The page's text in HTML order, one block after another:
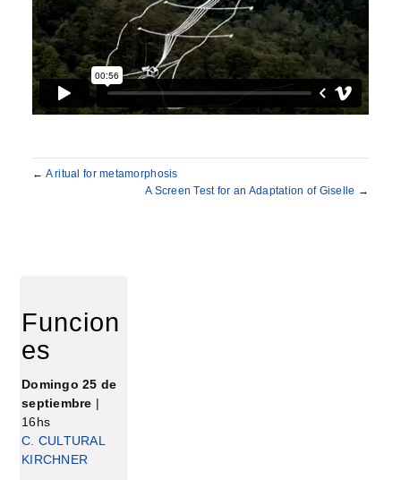
← A ritual for metamorphosis
A Screen Test for an Adaptation of Giselle →
Funcion
es
Domingo 25 de
septiembre |
16hs
C. CULTURAL
KIRCHNER